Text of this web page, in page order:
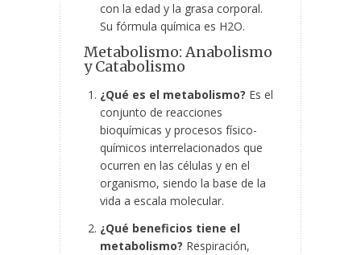
con la edad y la grasa corporal.
Su fórmula química es H2O.
Metabolismo: Anabolismo
y Catabolismo
¿Qué es el metabolismo? Es el
conjunto de reacciones
bioquímicas y procesos físico-
químicos interrelacionados que
ocurren en las células y en el
organismo, siendo la base de la
vida a escala molecular.
¿Qué beneficios tiene el
metabolismo? Respiración,